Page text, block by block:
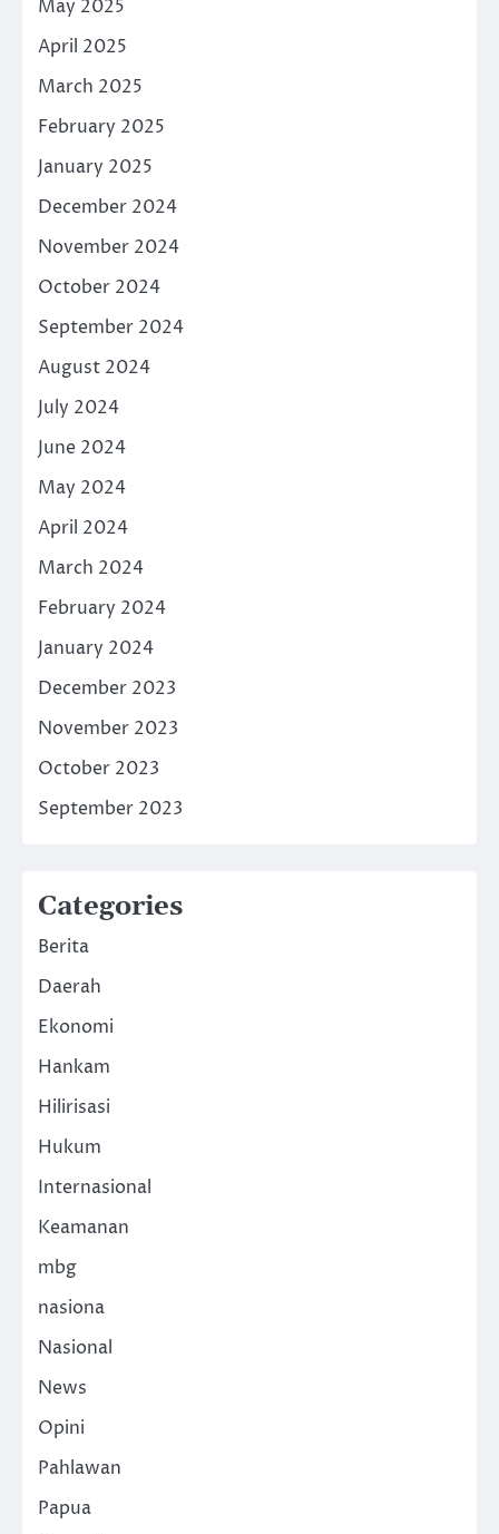
May 2025
April 2025
March 2025
February 2025
January 2025
December 2024
November 2024
October 2024
September 2024
August 2024
July 2024
June 2024
May 2024
April 2024
March 2024
February 2024
January 2024
December 2023
November 2023
October 2023
September 2023
Categories
Berita
Daerah
Ekonomi
Hankam
Hilirisasi
Hukum
Internasional
Keamanan
mbg
nasiona
Nasional
News
Opini
Pahlawan
Papua